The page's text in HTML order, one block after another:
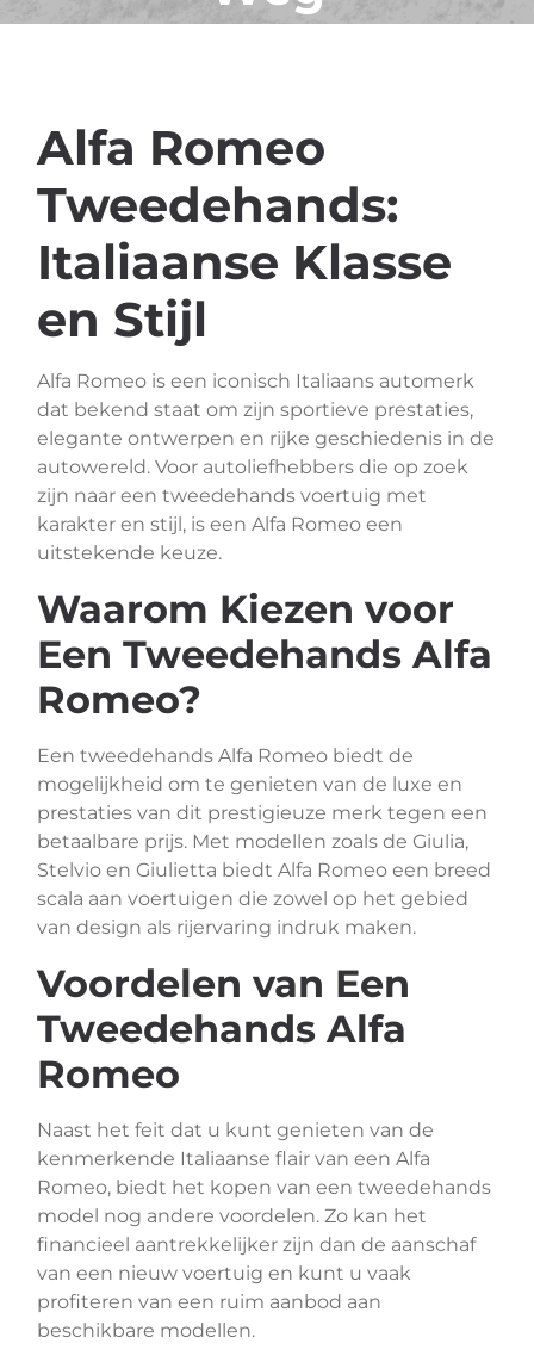
Alfa Romeo
Tweedehands:
Italiaanse Klasse
en Stijl
Alfa Romeo is een iconisch Italiaans automerk
dat bekend staat om zijn sportieve prestaties,
elegante ontwerpen en rijke geschiedenis in de
autowereld. Voor autoliefhebbers die op zoek
zijn naar een tweedehands voertuig met
karakter en stijl, is een Alfa Romeo een
uitstekende keuze.
Waarom Kiezen voor
Een Tweedehands Alfa
Romeo?
Een tweedehands Alfa Romeo biedt de
mogelijkheid om te genieten van de luxe en
prestaties van dit prestigieuze merk tegen een
betaalbare prijs. Met modellen zoals de Giulia,
Stelvio en Giulietta biedt Alfa Romeo een breed
scala aan voertuigen die zowel op het gebied
van design als rijervaring indruk maken.
Voordelen van Een
Tweedehands Alfa
Romeo
Naast het feit dat u kunt genieten van de
kenmerkende Italiaanse flair van een Alfa
Romeo, biedt het kopen van een tweedehands
model nog andere voordelen. Zo kan het
financieel aantrekkelijker zijn dan de aanschaf
van een nieuw voertuig en kunt u vaak
profiteren van een ruim aanbod aan
beschikbare modellen.